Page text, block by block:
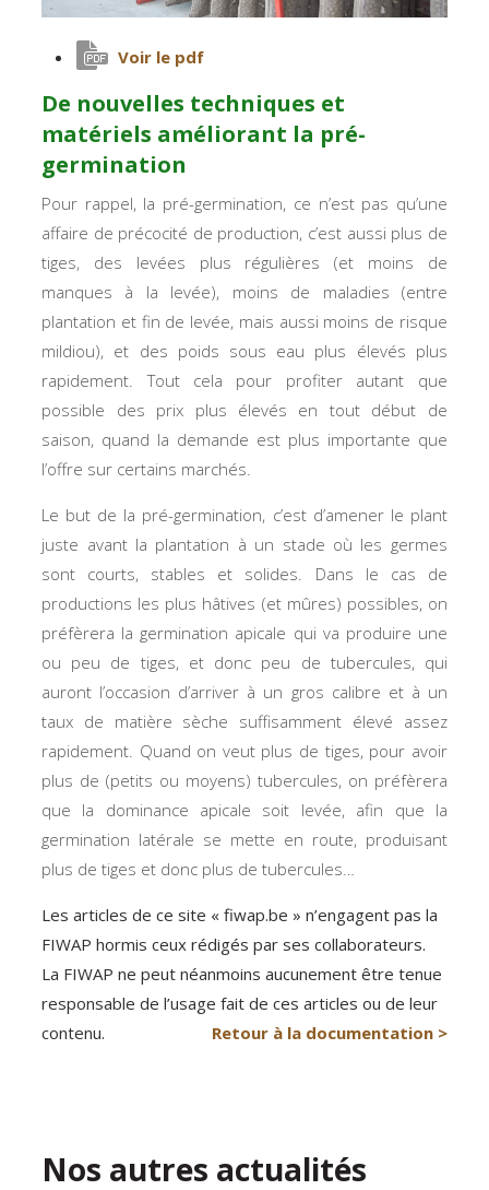
Voir le pdf
De nouvelles techniques et
matériels améliorant la pré-
germination
Pour rappel, la pré-germination, ce n’est pas qu’une
affaire de précocité de production, c’est aussi plus de
tiges, des levées plus régulières (et moins de
manques à la levée), moins de maladies (entre
plantation et fin de levée, mais aussi moins de risque
mildiou), et des poids sous eau plus élevés plus
rapidement. Tout cela pour profiter autant que
possible des prix plus élevés en tout début de
saison, quand la demande est plus importante que
l’offre sur certains marchés.
Le but de la pré-germination, c’est d’amener le plant
juste avant la plantation à un stade où les germes
sont courts, stables et solides. Dans le cas de
productions les plus hâtives (et mûres) possibles, on
préfèrera la germination apicale qui va produire une
ou peu de tiges, et donc peu de tubercules, qui
auront l’occasion d’arriver à un gros calibre et à un
taux de matière sèche suffisamment élevé assez
rapidement. Quand on veut plus de tiges, pour avoir
plus de (petits ou moyens) tubercules, on préfèrera
que la dominance apicale soit levée, afin que la
germination latérale se mette en route, produisant
plus de tiges et donc plus de tubercules…
Les articles de ce site « fiwap.be » n’engagent pas la
FIWAP hormis ceux rédigés par ses collaborateurs.
La FIWAP ne peut néanmoins aucunement être tenue
responsable de l’usage fait de ces articles ou de leur
contenu.
Retour à la documentation >
Nos autres actualités